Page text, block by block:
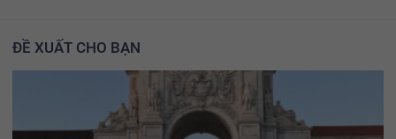
ĐỀ XUẤT CHO BẠN